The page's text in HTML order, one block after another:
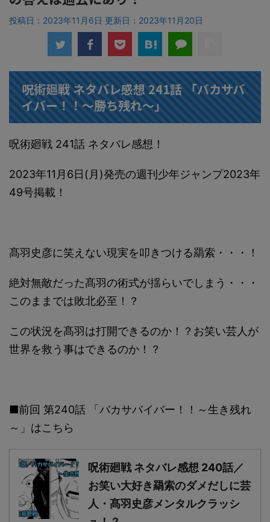
投稿日：2023年11月6日 更新日： 2023年11月20日
呪術廻戦 ネタバレ感想 241話 「バカサバ
イバー！！～勝ち残れ～」
呪術廻戦 241話 ネタバレ感想！
2023年11月6日(月)発売の週刊少年ジャンプ2023年
49号掲載！
髙羽史彦に笑えない現実を叩きつける羂索・・・！
絶対無敵だった髙羽の術式が揺らいでしまう・・・
このままでは敗北必至！？
この状況を髙羽は打開できるのか！？お笑い芸人が
世界を救う事はできるのか！？
■前回 第240話 「バカサバイバー！！～生き残れ
～」はこちら
呪術廻戦 ネタバレ感想 240話／
お笑い大好き羂索のダメだしに芸
人・髙羽史彦メンタルクラッシ